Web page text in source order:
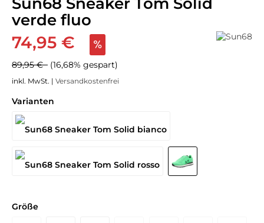
verde fluo
74,95 €
89,95 € (16,68% gespart)
inkl. MwSt. | Versandkostenfrei
Varianten
Größe